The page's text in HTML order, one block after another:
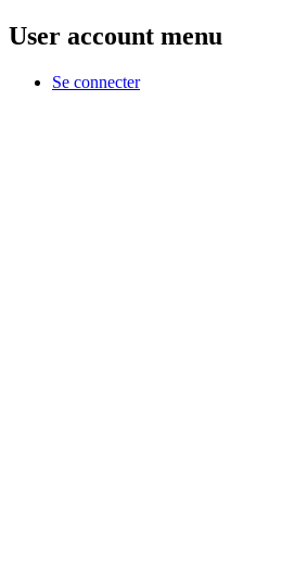
User account menu
Se connecter